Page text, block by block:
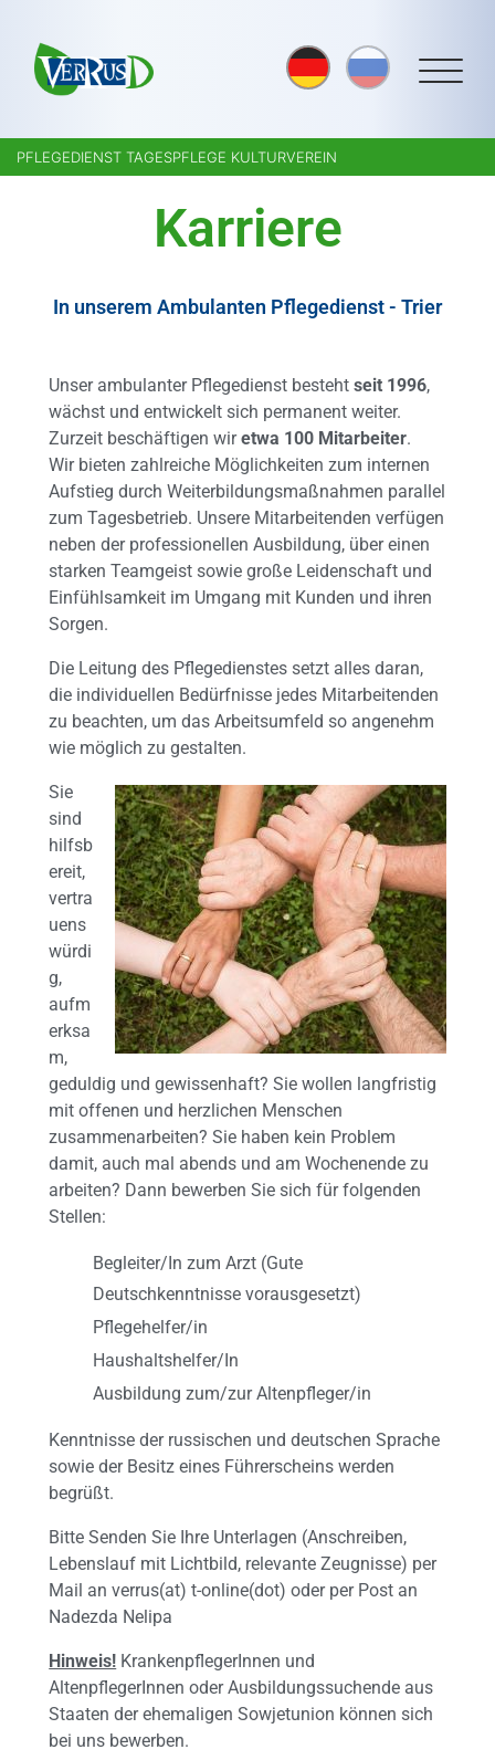
PFLEGEDIENST TAGESPFLEGE KULTURVEREIN
Karriere
In unserem Ambulanten Pflegedienst - Trier
Unser ambulanter Pflegedienst bestehtseit 1996,
wächst und entwickelt sich permanent weiter.
Zurzeit beschäftigen wiretwa 100 Mitarbeiter.
Wir bieten zahlreiche Möglichkeiten zum internen
Aufstieg durch Weiterbildungsmaßnahmen parallel
zum Tagesbetrieb. Unsere Mitarbeitenden verfügen
neben der professionellen Ausbildung, über einen
starken Teamgeist sowie große Leidenschaft und
Einfühlsamkeit im Umgang mit Kunden und ihren
Sorgen.
Die Leitung des Pflegedienstes setzt alles daran,
die individuellen Bedürfnisse jedes Mitarbeitenden
zu beachten, um das Arbeitsumfeld so angenehm
wie möglich zu gestalten.
Sie
sind
hilfsb
ereit,
vertra
uens
würdi
g,
aufm
erksa
m,
geduldig und gewissenhaft? Sie wollen langfristig
mit offenen und herzlichen Menschen
zusammenarbeiten? Sie haben kein Problem
damit, auch mal abends und am Wochenende zu
arbeiten? Dann bewerben Sie sich für folgenden
Stellen:
Begleiter/In zum Arzt (Gute
Deutschkenntnisse vorausgesetzt)
Pflegehelfer/in
Haushaltshelfer/In
Ausbildung zum/zur Altenpfleger/in
Kenntnisse der russischen und deutschen Sprache
sowie der Besitz eines Führerscheins werden
begrüßt.
Bitte Senden Sie Ihre Unterlagen (Anschreiben,
Lebenslauf mit Lichtbild, relevante Zeugnisse) per
Mail an verrus(at) t-online(dot) oder per Post an
Nadezda Nelipa
Hinweis! KrankenpflegerInnen und
AltenpflegerInnen oder Ausbildungssuchende aus
Staaten der ehemaligen Sowjetunion können sich
bei uns bewerben.